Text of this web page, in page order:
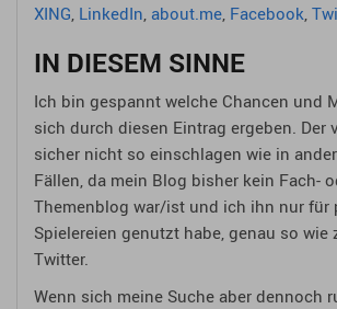
XING LinkedIn about.me Facebook
IN DIESEM SINNE
Ich bin gespannt welche Chancen und
sich durch diesen Eintrag ergeben. Der
sicher nicht so einschlagen wie in
Fällen, da mein Blog bisher kein Fach-
Themenblog war/ist und ich ihn nur für
Spielereien genutzt habe, genau so wie
Twitter.
Wenn sich meine Suche aber dennoch